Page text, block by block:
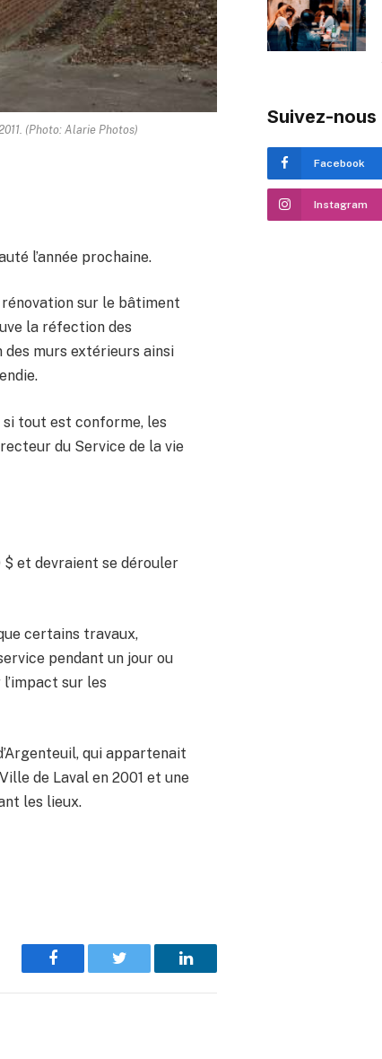
(Photo: Alarie Photos)
l’année prochaine.
sur le bâtiment
la réfection des
murs extérieurs ainsi
si tout est conforme, les
du Service de la vie
et devraient se dérouler
certains travaux,
pendant un jour ou
sur les
qui appartenait
de Laval en 2001 et une
les lieux.
Facebook Twitter LinkedIn
Suivez-nous
Facebook
Instagram